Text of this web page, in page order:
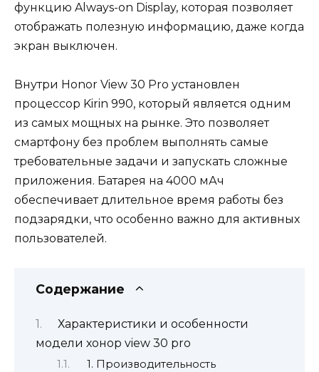
функцию Always-on Display, которая позволяет
отображать полезную информацию, даже когда
экран выключен.
Внутри Honor View 30 Pro установлен
процессор Kirin 990, который является одним
из самых мощных на рынке. Это позволяет
смартфону без проблем выполнять самые
требовательные задачи и запускать сложные
приложения. Батарея на 4000 мАч
обеспечивает длительное время работы без
подзарядки, что особенно важно для активных
пользователей.
Содержание
Характеристики и особенности
модели хонор view 30 pro
1. Производительность